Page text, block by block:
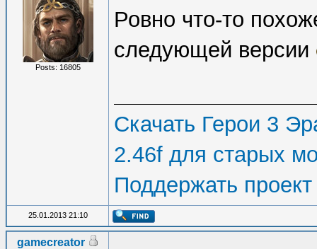
Posts: 16805
Ровно что-то
следующей версии
Скачать Герои 3
2.46f для старых
Поддержать проект
25.01.2013 21:10
gamecreator